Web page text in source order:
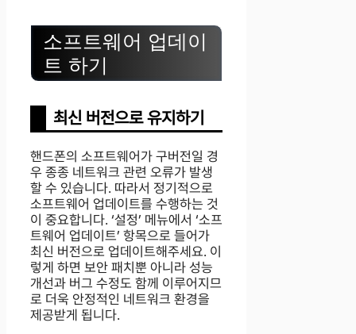
소프트웨어 업데이
트 하기
최신 버전으로 유지하기
핸드폰의 소프트웨어가 구버전일 경
우 종종 네트워크 관련 오류가 발생
할 수 있습니다. 따라서 정기적으로
소프트웨어 업데이트를 수행하는 것
이 중요합니다. ‘설정’ 메뉴에서 ‘소프
트웨어 업데이트’ 항목으로 들어가
최신 버전으로 업데이트해주세요. 이
렇게 하면 보안 패치뿐 아니라 성능
개선과 버그 수정도 함께 이루어지므
로 더욱 안정적인 네트워크 환경을
제공받게 됩니다.